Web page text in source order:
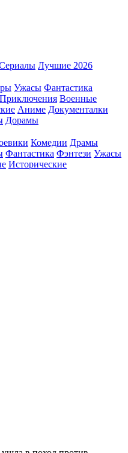
Лучшие 2026
Ужасы Фантастика
Приключения Военные
Аниме Документалки
Дорамы
Комедии Драмы
Фантастика Фэнтези Ужасы
Исторические